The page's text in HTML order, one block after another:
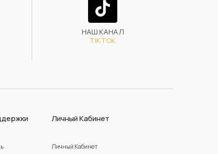
НАШ КАНАЛ
TIKTOK
Личный Кабинет
Личный Кабинет